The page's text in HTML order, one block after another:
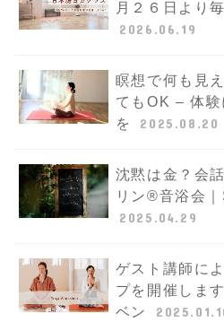
月２６日より
2026.06.19
瞑想で何も見
てもOK – 体
を
2025.08.20
沈黙は金？会
リン®︎音浴会
2025.04.29
ゲスト講師に
プを開催しま
ベン